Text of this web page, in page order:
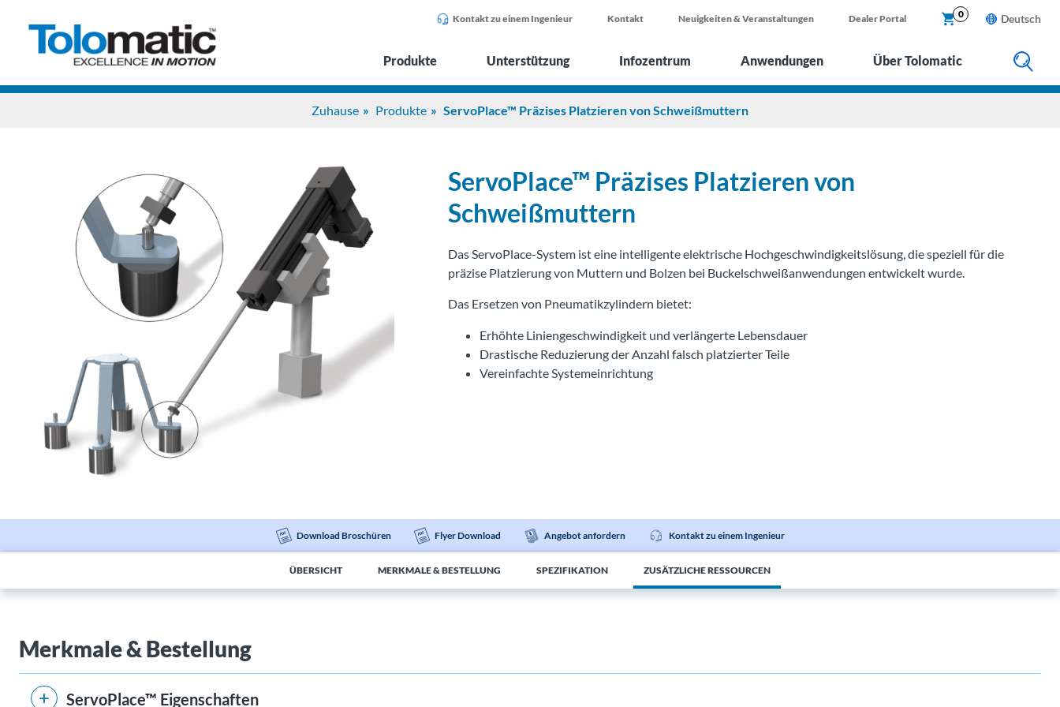
X
Kontakt zu einem Ingenieur Kontakt Neuigkeiten & Veranstaltungen Dealer Portal 0 Deutsch
Produkte Unterstützung Infozentrum Anwendungen Über Tolomatic
Zuhause Produkte ServoPlace™ Präzises Platzieren von Schweißmuttern
ServoPlace™ Präzises Platzieren von
Schweißmuttern
Das ServoPlace-System ist eine intelligente elektrische Hochgeschwindigkeitslösung, die speziell für die
präzise Platzierung von Muttern und Bolzen bei Buckelschweißanwendungen entwickelt wurde.
Das Ersetzen von Pneumatikzylindern bietet:
Erhöhte Liniengeschwindigkeit und verlängerte Lebensdauer
Drastische Reduzierung der Anzahl falsch platzierter Teile
Vereinfachte Systemeinrichtung
Download Broschüren Flyer Download Angebot anfordern Kontakt zu einem Ingenieur
ÜBERSICHT MERKMALE & BESTELLUNG SPEZIFIKATION ZUSÄTZLICHE RESSOURCEN
Merkmale & Bestellung
ServoPlace™ Eigenschaften